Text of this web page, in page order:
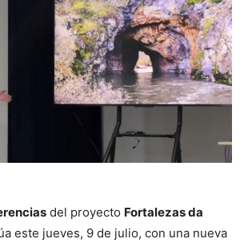
del proyecto Fortalezas da
este jueves, 9 de julio, con una nueva